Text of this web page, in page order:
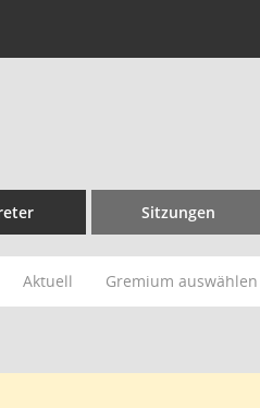
Sitzungen
Aktuell Gremium auswählen